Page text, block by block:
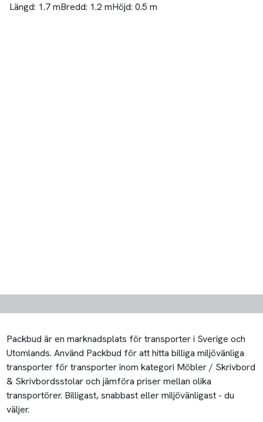
Längd: 1.7 mBredd: 1.2 mHöjd: 0.5 m
Packbud är en marknadsplats för transporter i Sverige och
Utomlands. Använd Packbud för att hitta billiga miljövänliga
transporter för transporter inom kategori Möbler / Skrivbord
& Skrivbordsstolar och jämföra priser mellan olika
transportörer. Billigast, snabbast eller miljövänligast - du
väljer.